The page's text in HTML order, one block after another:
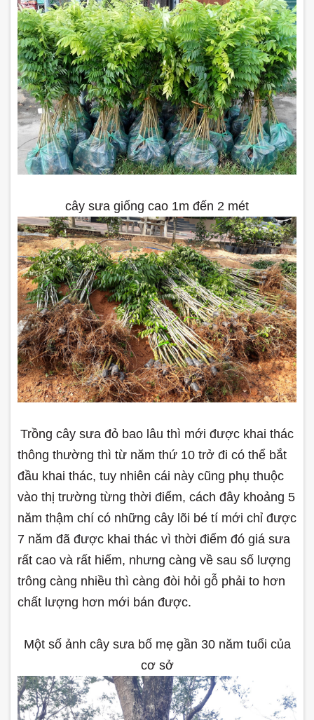
cây sưa giống cao 1m đến 2 mét
Trồng cây sưa đỏ bao lâu thì mới được khai thác
thông thường thì từ năm thứ 10 trở đi có thể bắt
đầu khai thác, tuy nhiên cái này cũng phụ thuộc
vào thị trường từng thời điểm, cách đây khoảng 5
năm thậm chí có những cây lõi bé tí mới chỉ được
7 năm đã được khai thác vì thời điểm đó giá sưa
rất cao và rất hiếm, nhưng càng về sau số lượng
trông càng nhiều thì càng đòi hỏi gỗ phải to hơn
chất lượng hơn mới bán được.
Một số ảnh cây sưa bố mẹ gần 30 năm tuổi của
cơ sở